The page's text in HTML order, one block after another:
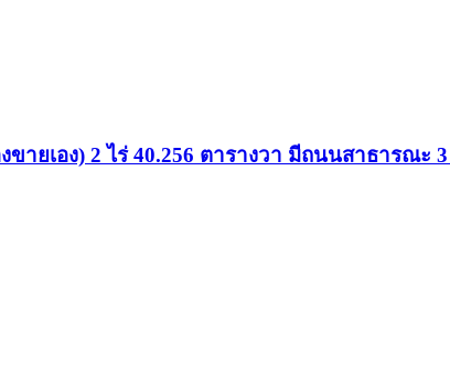
ยเอง) 2 ไร่ 40.256 ตารางวา มีถนนสาธารณะ